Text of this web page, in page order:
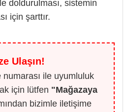
doldurulması, sistemin
için şarttır.
Ulaşın!
numarası ile uyumluluk
için lütfen "Mağazaya
bizimle iletişime